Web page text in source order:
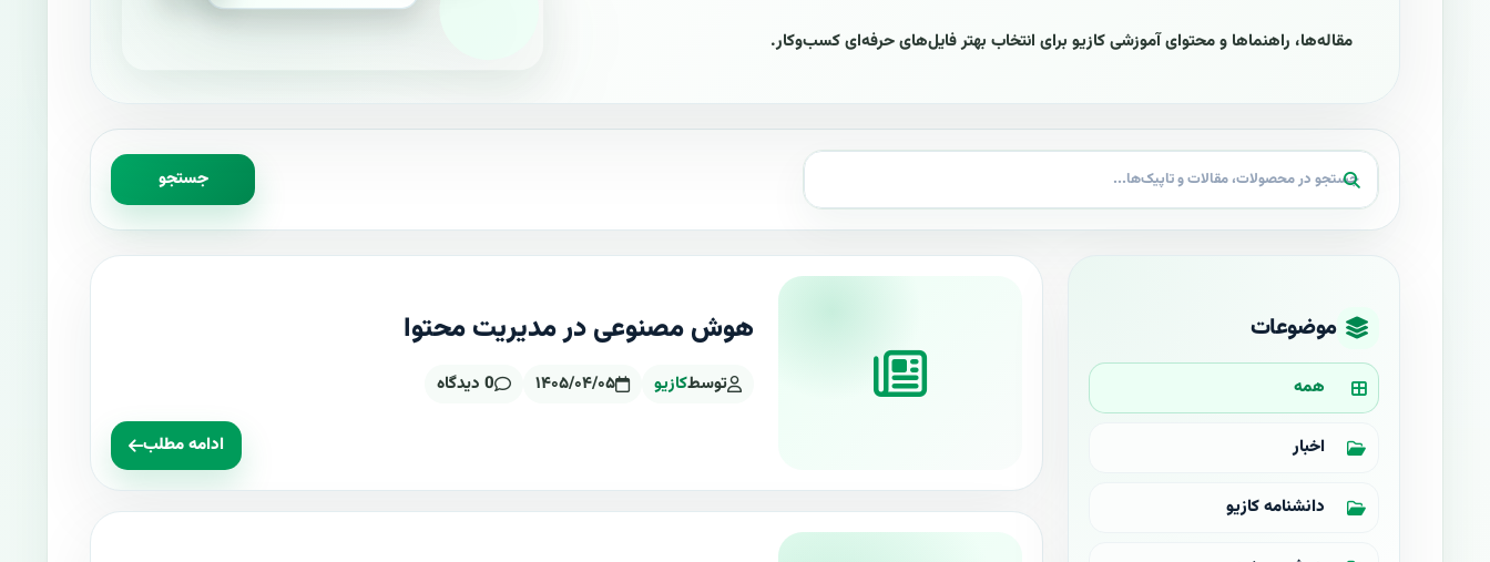
مقاله‌ها، راهنماها و محتوای آموزشی کازیو برای انتخاب بهتر فایل‌های حرفه‌ای کسب‌وکار.
جستجو
موضوعات
همه
اخبار
دانشنامه کازیو
هوش مصنوعی در مدیریت محتوا
توسطکازیو ۱۴۰۵/۰۴/۰۵ 0 دیدگاه
ادامه مطلب